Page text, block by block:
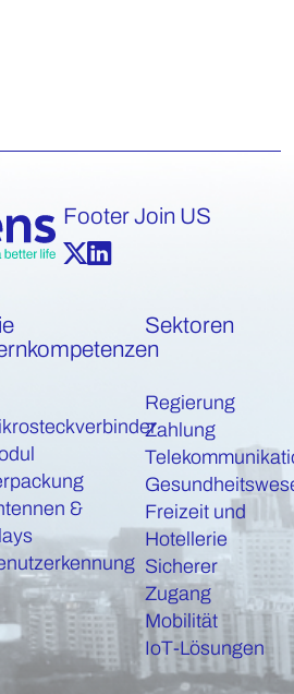
Footer Join US
&
Sektoren
Regierung
Zahlung
Freizeit und
Hotellerie
Sicherer
Zugang
Mobilität
IoT-Lösungen